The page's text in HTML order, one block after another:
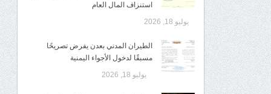
استنزاف المال العام
يوليو 18, 2026
الطيران المدني بعدن يفرض تصريحًا
مسبقًا لدخول الأجواء اليمنية
يوليو 18, 2026